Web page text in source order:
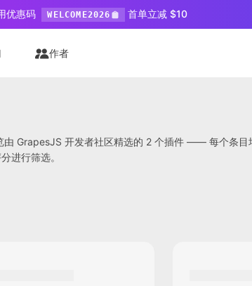
优惠码 WELCOME2026 首单立减 $10
作者
GrapesJS 开发者社区精选的 2 个插件 —— 每个条目
进行筛选。